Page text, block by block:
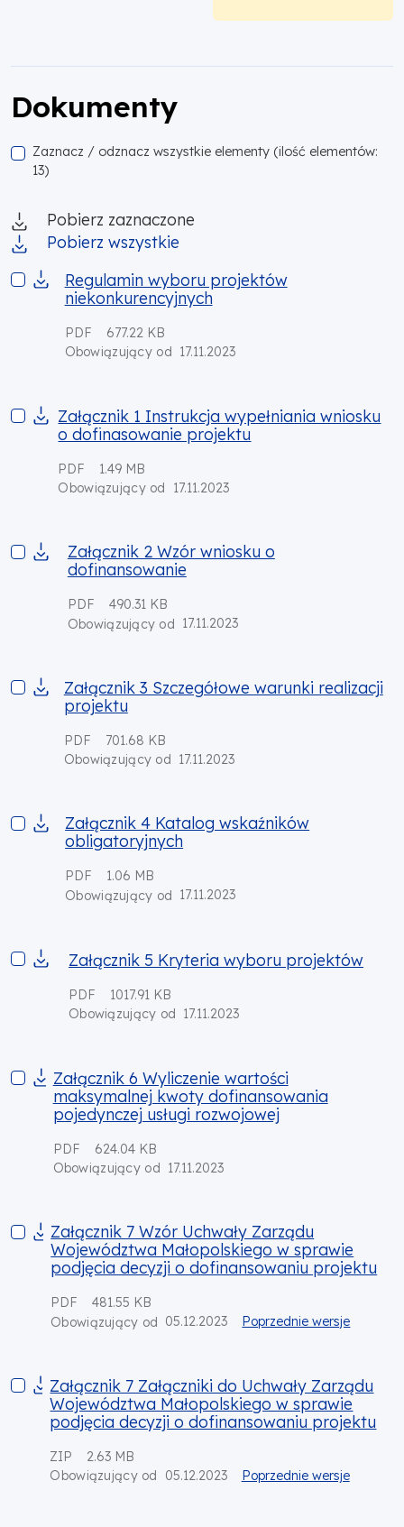
Dokumenty
Zaznacz / odznacz wszystkie elementy (ilość elementów:
13)
Pobierz zaznaczone
Pobierz wszystkie
Regulamin wyboru projektów niekonkurencyjnych
Regulamin wyboru projektów
niekonkurencyjnych
PDF
677.22 KB
Obowiązujący od
17.11.2023
Załącznik 1 Instrukcja wypełniania wniosku o dofinasowanie
Załącznik 1 Instrukcja wypełniania wniosku
o dofinasowanie projektu
PDF
1.49 MB
Obowiązujący od
17.11.2023
Załącznik 2 Wzór wniosku o dofinansowanie
Załącznik 2 Wzór wniosku o
dofinansowanie
PDF
490.31 KB
Obowiązujący od 17.11.2023
Załącznik 3 Szczegółowe warunki realizacji projektu
Załącznik 3 Szczegółowe warunki realizacji
projektu
PDF
701.68 KB
Obowiązujący od 17.11.2023
Załącznik 4 Katalog wskaźników obligatoryjnych
Załącznik 4 Katalog wskaźników
obligatoryjnych
PDF
1.06 MB
Obowiązujący od 17.11.2023
Załącznik 5 Kryteria wyboru projektów
Załącznik 5 Kryteria wyboru projektów
PDF
1017.91 KB
Obowiązujący od
17.11.2023
Załącznik 6 Wyliczenie wartości maksymalnej kwoty
Załącznik 6 Wyliczenie wartości
maksymalnej kwoty dofinansowania
pojedynczej usługi rozwojowej
PDF
624.04 KB
Obowiązujący od 17.11.2023
Załącznik 7 Wzór Uchwały Zarządu Województwa
Załącznik 7 Wzór Uchwały Zarządu
Województwa Małopolskiego w sprawie
podjęcia decyzji o dofinansowaniu projektu
PDF
481.55 KB
Obowiązujący od 05.12.2023 Poprzednie wersje
Załącznik 7 Załączniki do Uchwały Zarządu Województwa
Załącznik 7 Załączniki do Uchwały Zarządu
Województwa Małopolskiego w sprawie
podjęcia decyzji o dofinansowaniu projektu
ZIP
2.63 MB
Obowiązujący od
05.12.2023 Poprzednie wersje